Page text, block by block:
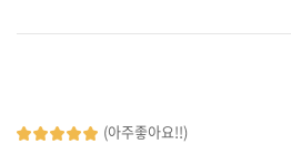
(아주좋아요!!)